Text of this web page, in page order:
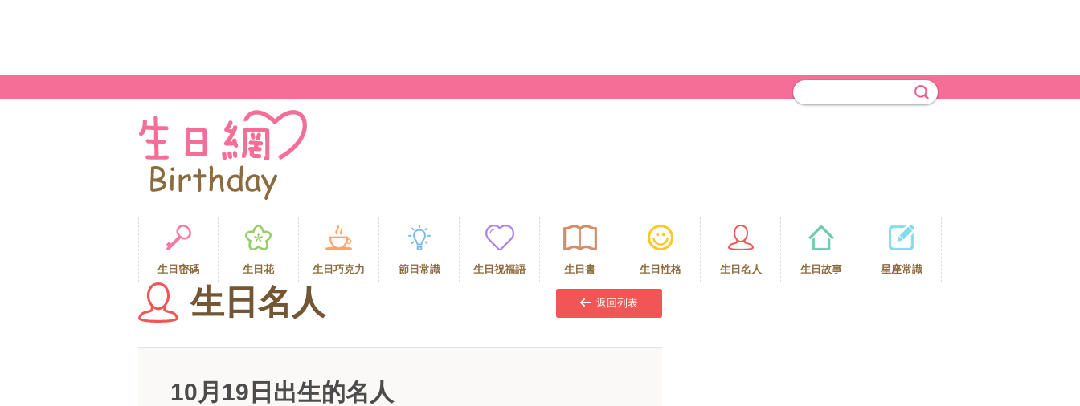
生日密碼 生日花 生日巧克力 節日常識 生日祝福語 生日書 生日性格 生日名人 生日故事 星座常識
生日名人 返回列表
10月19日出生的名人